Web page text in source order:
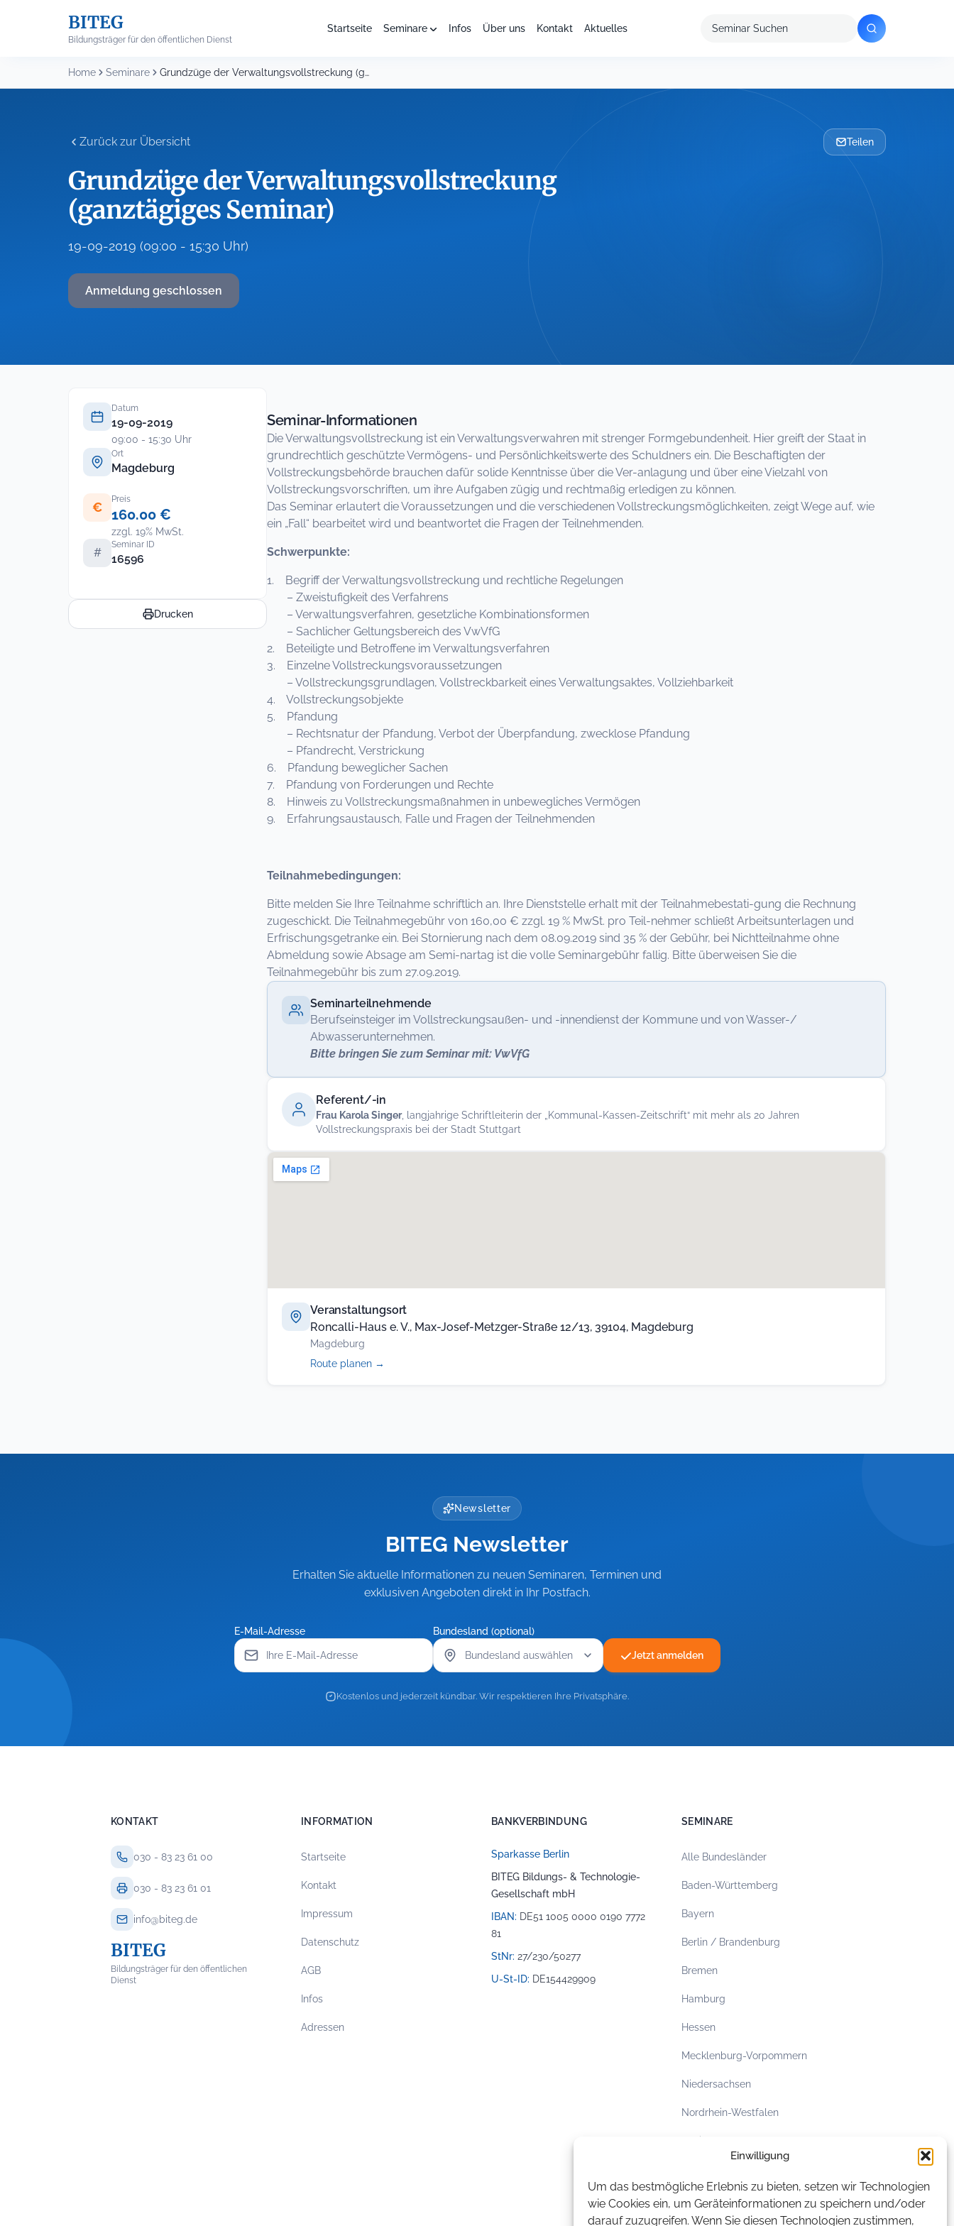
Einwilligung
Um das bestmögliche Erlebnis zu bieten, setzen wir Technologien
wie Cookies ein, um Geräteinformationen zu speichern und/oder
darauf zuzugreifen. Wenn Sie diesen Technologien zustimmen,
BITEG
Bildungsträger für den öffentlichen Dienst
Startseite Seminare Infos Über uns Kontakt Aktuelles
Seminar
Home Seminare Grundzüge der Verwaltungsvollstreckung (ganztägiges Seminar)
Zurück zur Übersicht Teilen
Grundzüge der Verwaltungsvollstreckung
(ganztägiges Seminar)
19-09-2019 (09:00 - 15:30 Uhr)
Anmeldung geschlossen
Datum
19-09-2019
09:00 - 15:30 Uhr
Ort
Magdeburg
€
Preis
160.00 €
zzgl. 19% MwSt.
#
Seminar ID
16596
Drucken
Seminar-Informationen
Die Verwaltungsvollstreckung ist ein Verwaltungsverwahren mit strenger Formgebundenheit. Hier greift der Staat in
grundrechtlich geschützte Vermögens- und Persönlichkeitswerte des Schuldners ein. Die Beschaftigten der
Vollstreckungsbehörde brauchen dafür solide Kenntnisse über die Ver-anlagung und über eine Vielzahl von
Vollstreckungsvorschriften, um ihre Aufgaben zügig und rechtmaßig erledigen zu können.
Das Seminar erlautert die Voraussetzungen und die verschiedenen Vollstreckungsmöglichkeiten, zeigt Wege auf, wie
ein „Fall“ bearbeitet wird und beantwortet die Fragen der Teilnehmenden.
Schwerpunkte:
1. Begriff der Verwaltungsvollstreckung und rechtliche Regelungen
– Zweistufigkeit des Verfahrens
– Verwaltungsverfahren, gesetzliche Kombinationsformen
– Sachlicher Geltungsbereich des VwVfG
2. Beteiligte und Betroffene im Verwaltungsverfahren
3. Einzelne Vollstreckungsvoraussetzungen
– Vollstreckungsgrundlagen, Vollstreckbarkeit eines Verwaltungsaktes, Vollziehbarkeit
4. Vollstreckungsobjekte
5. Pfandung
– Rechtsnatur der Pfandung, Verbot der Überpfandung, zwecklose Pfandung
– Pfandrecht, Verstrickung
6. Pfandung beweglicher Sachen
7. Pfandung von Forderungen und Rechte
8. Hinweis zu Vollstreckungsmaßnahmen in unbewegliches Vermögen
9. Erfahrungsaustausch, Falle und Fragen der Teilnehmenden
Teilnahmebedingungen:
Bitte melden Sie Ihre Teilnahme schriftlich an. Ihre Dienststelle erhalt mit der Teilnahmebestati-gung die Rechnung
zugeschickt. Die Teilnahmegebühr von 160,00 € zzgl. 19 % MwSt. pro Teil-nehmer schließt Arbeitsunterlagen und
Erfrischungsgetranke ein. Bei Stornierung nach dem 08.09.2019 sind 35 % der Gebühr, bei Nichtteilnahme ohne
Abmeldung sowie Absage am Semi-nartag ist die volle Seminargebühr fallig. Bitte überweisen Sie die
Teilnahmegebühr bis zum 27.09.2019.
Seminarteilnehmende
Berufseinsteiger im Vollstreckungsaußen- und -innendienst der Kommune und von Wasser-/
Abwasserunternehmen.
Bitte bringen Sie zum Seminar mit: VwVfG
Referent/-in
Frau Karola Singer, langjahrige Schriftleiterin der „Kommunal-Kassen-Zeitschrift“ mit mehr als 20 Jahren
Vollstreckungspraxis bei der Stadt Stuttgart
Veranstaltungsort
Roncalli-Haus e. V., Max-Josef-Metzger-Straße 12/13, 39104, Magdeburg
Magdeburg
Route planen →
Newsletter
BITEG Newsletter
Erhalten Sie aktuelle Informationen zu neuen Seminaren, Terminen und
exklusiven Angeboten direkt in Ihr Postfach.
E-Mail-Adresse Bundesland (optional)
Jetzt anmelden
Kostenlos und jederzeit kündbar. Wir respektieren Ihre Privatsphäre.
KONTAKT
030 - 83 23 61 00
030 - 83 23 61 01
info@biteg.de
BITEG
Bildungsträger für den öffentlichen
Dienst
INFORMATION
Startseite
Kontakt
Impressum
Datenschutz
AGB
Infos
Adressen
BANKVERBINDUNG
Sparkasse Berlin
BITEG Bildungs- & Technologie-
Gesellschaft mbH
IBAN: DE51 1005 0000 0190 7772
81
StNr: 27/230/50277
U-St-ID: DE154429909
SEMINARE
Alle Bundesländer
Baden-Württemberg
Bayern
Berlin / Brandenburg
Bremen
Hamburg
Hessen
Mecklenburg-Vorpommern
Niedersachsen
Nordrhein-Westfalen
Sachsen